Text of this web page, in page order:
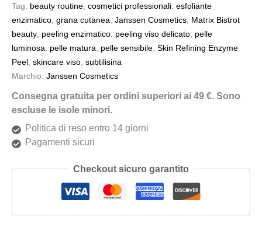
Tag: beauty routine cosmetici professionali esfoliante
enzimatico grana cutanea Janssen Cosmetics Matrix Bistrot
beauty peeling enzimatico peeling viso delicato pelle
luminosa
pelle matura pelle sensibile Skin Refining Enzyme
Peel skincare viso subtilisina
Marchio: Janssen Cosmetics
Consegna gratuita per ordini superiori ai 49 €. Sono
escluse le isole minori.
Politica di reso entro 14 giorni
Pagamenti sicuri
Checkout sicuro garantito